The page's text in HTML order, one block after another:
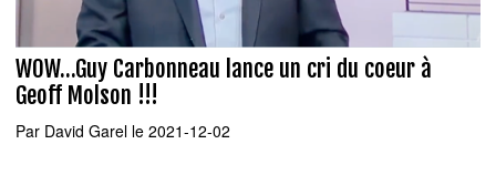
WOW...Guy Carbonneau lance un cri du coeur à
Geoff Molson !!!
Par David Garel le 2021-12-02